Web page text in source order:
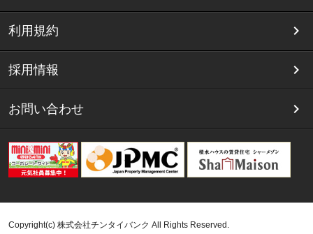
利用規約
採用情報
お問い合わせ
Copyright(c) 株式会社チンタイバンク All Rights Reserved.